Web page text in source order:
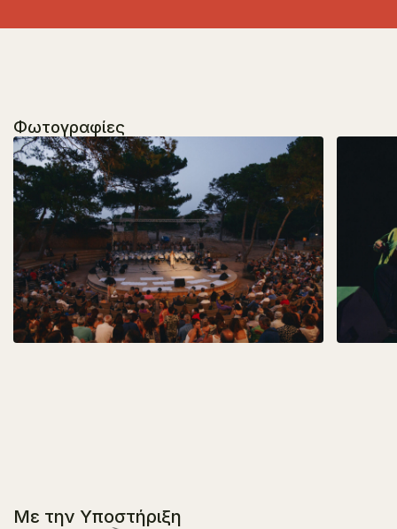
Φωτογραφίες
Με την Υποστήριξη